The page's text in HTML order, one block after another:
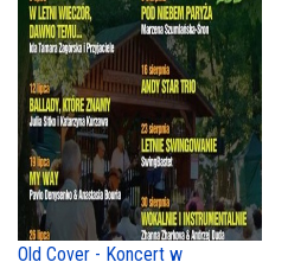
Old Cover - Koncert w